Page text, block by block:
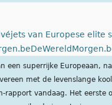
van Europese elite
een superrijke Europeaan,
met de levenslange
rapport vandaag. Het eerste